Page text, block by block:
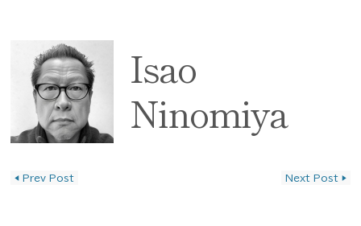
Isao
Ninomiya
◀ Prev Post Next Post ▶